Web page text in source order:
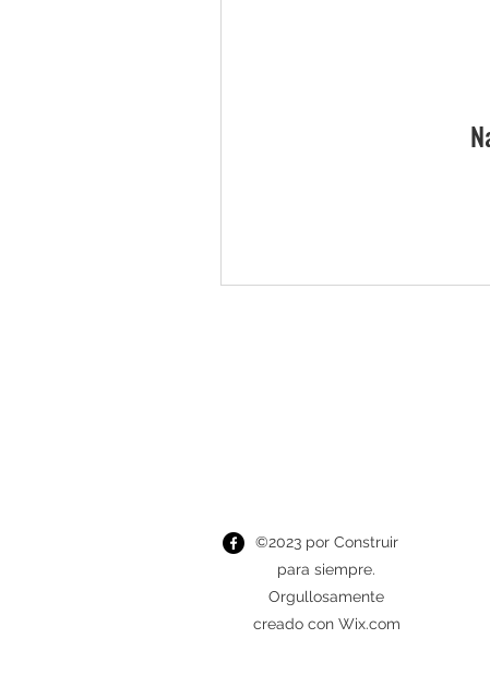
©2023 por Construir
para siempre.
Orgullosamente
creado con Wix.com